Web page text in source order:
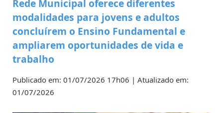
Rede Municipal oferece diferentes
modalidades para jovens e adultos
concluírem o Ensino Fundamental e
ampliarem oportunidades de vida e
trabalho
Publicado em: 01/07/2026 17h06 | Atualizado em:
01/07/2026